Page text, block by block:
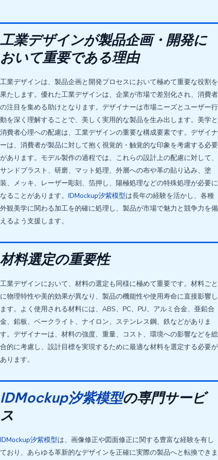
工業デザインが製品企画・開発に
おいて重要である理由
工業デザインは、製品企画と開発プロセスにおいて極めて重要な役割を
果たします。優れた工業デザインは、企業が市場で差別化され、消費者
の注目を集める助けとなります。デザイナーは市場ニーズとユーザー行
動を深く理解することで、美しく実用的な製品を生み出します。美学と
消費者心理への配慮は、工業デザインの重要な構成要素です。デザイナ
ーは、消費者が製品に対して抱く視覚的・触覚的な印象を考慮する必要
があります。モデル製作の過程では、これらの設計上の配慮に対して、
サンドブラスト、研磨、マット処理、外層への布や革の貼り込み、塗
装、メッキ、レーザー彫刻、箔押し、陽極処理などの特殊処理が必要に
なることがあります。 IDMockup汐紫模型は長年の経験を活かし、各種
外観美学に関わる加工を的確に処理し、製品が市場で魅力と競争力を備
えるよう支援します。
材料選定の重要性
工業デザインにおいて、材料の選定も同様に極めて重要です。材料ごと
に物理特性や美的効果が異なり、製品の機能性や使用寿命に直接影響し
ます。よく使用される材料には、ABS、PC、PU、アルミ合金、亜鉛合
金、鉛板、ベークライト、ナイロン、ステンレス鋼、鉄などがありま
す。デザイナーは、材料の強度、重量、コスト、環境への影響などを総
合的に考慮し、設計目標を実現するために最適な材料を選定する必要が
あります。
IDMockup汐紫模型の専門サービ
ス
IDMockup汐紫模型は、画像修正や図面修正に関する豊富な経験を有し
ており、あらゆる革新的なデザインを正確に実際の製品へと転換できま